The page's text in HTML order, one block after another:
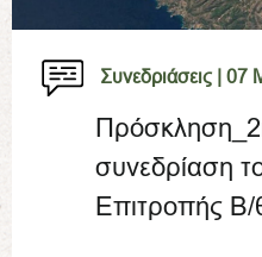
Συνεδριάσεις | 07
συνεδρίαση
Επιτροπής Β/